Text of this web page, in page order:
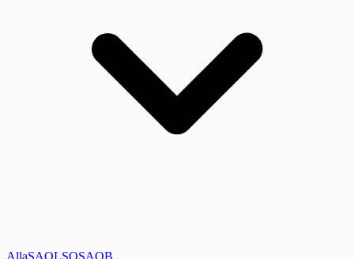
AllaSAOLSOSAOB